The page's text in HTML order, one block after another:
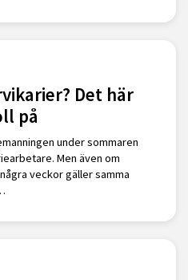
Det här
på
under sommaren
Men även om
veckor gäller samma